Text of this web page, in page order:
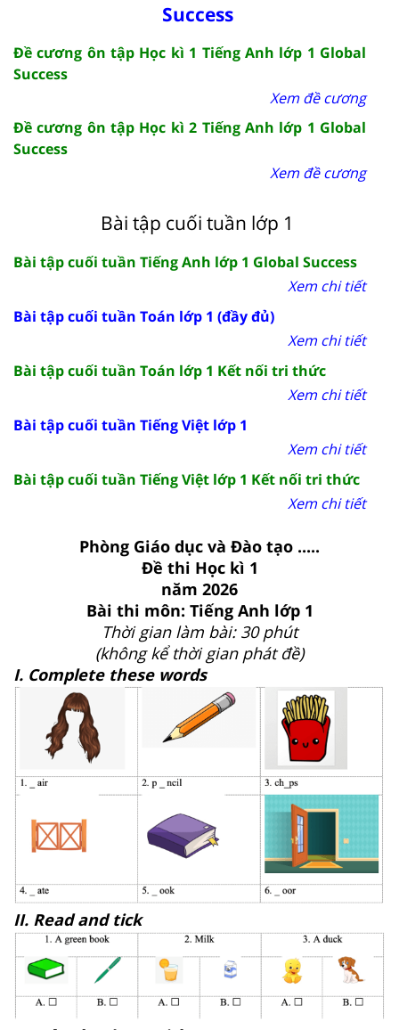
Success
Đề cương ôn tập Học kì 1 Tiếng Anh lớp 1 Global
Success
Xem đề cương
Đề cương ôn tập Học kì 2 Tiếng Anh lớp 1 Global
Success
Xem đề cương
Bài tập cuối tuần lớp 1
Bài tập cuối tuần Tiếng Anh lớp 1 Global Success
Xem chi tiết
Bài tập cuối tuần Toán lớp 1 (đầy đủ)
Xem chi tiết
Bài tập cuối tuần Toán lớp 1 Kết nối tri thức
Xem chi tiết
Bài tập cuối tuần Tiếng Việt lớp 1
Xem chi tiết
Bài tập cuối tuần Tiếng Việt lớp 1 Kết nối tri thức
Xem chi tiết
Phòng Giáo dục và Đào tạo .....
Đề thi Học kì 1
năm 2026
Bài thi môn: Tiếng Anh lớp 1
Thời gian làm bài: 30 phút
(không kể thời gian phát đề)
I. Complete these words
II. Read and tick